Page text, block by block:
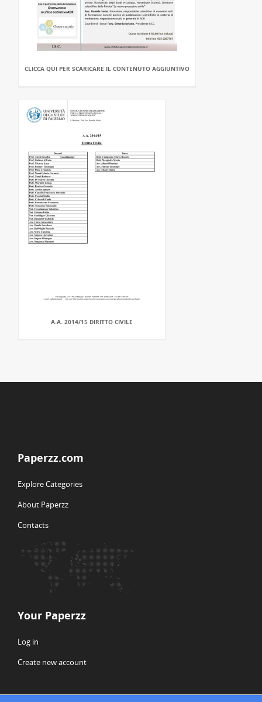
CLICCA QUI PER SCARICARE IL CONTENUTO AGGIUNTIVO
A.A. 2014/15 DIRITTO CIVILE
Paperzz.com
Explore Categories
About Paperzz
Contacts
Your Paperzz
Log in
Create new account